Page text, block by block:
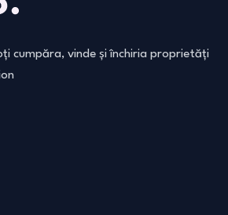
cumpăra, vinde și închiria proprietăți